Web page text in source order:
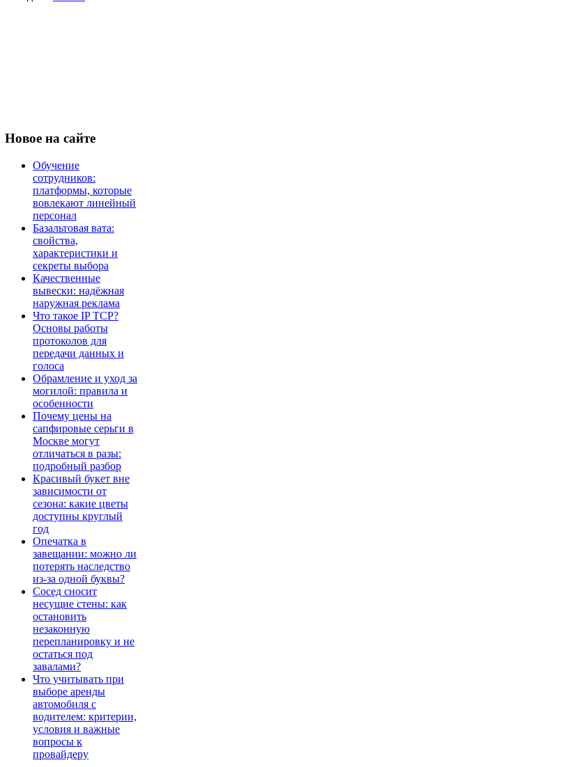
Новое на сайте
Обучение
сотрудников:
платформы, которые
вовлекают линейный
персонал
Базальтовая вата:
свойства,
характеристики и
секреты выбора
Качественные
вывески: надёжная
наружная реклама
Что такое IP TCP?
Основы работы
протоколов для
передачи данных и
голоса
Обрамление и уход за
могилой: правила и
особенности
Почему цены на
сапфировые серьги в
Москве могут
отличаться в разы:
подробный разбор
Красивый букет вне
зависимости от
сезона: какие цветы
доступны круглый
год
Опечатка в
завещании: можно ли
потерять наследство
из-за одной буквы?
Сосед сносит
несущие стены: как
остановить
незаконную
перепланировку и не
остаться под
завалами?
Что учитывать при
выборе аренды
автомобиля с
водителем: критерии,
условия и важные
вопросы к
провайдеру